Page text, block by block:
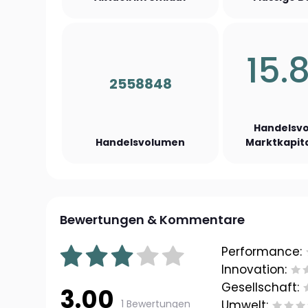
2558848
Handelsvolumen
Bewertungen & Kommentare
3.00 1 Bewertungen
Performance:
Innovation:
Gesellschaft: